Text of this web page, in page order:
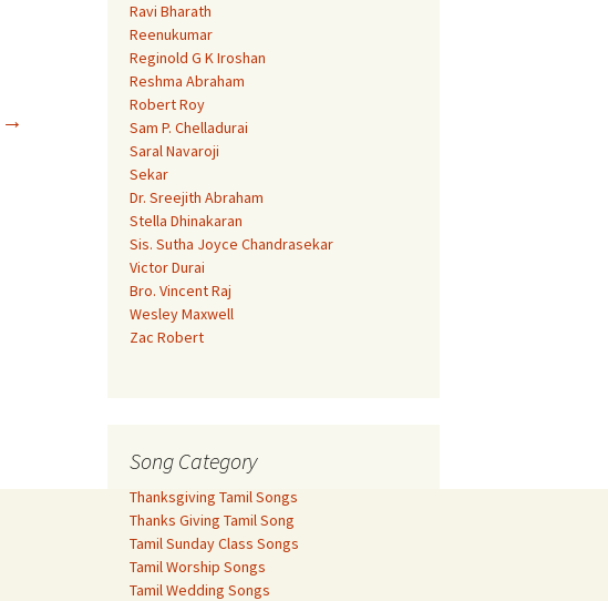
→
Ravi Bharath
Reenukumar
Reginold G K Iroshan
Reshma Abraham
Robert Roy
Sam P. Chelladurai
Saral Navaroji
Sekar
Dr. Sreejith Abraham
Stella Dhinakaran
Sis. Sutha Joyce Chandrasekar
Victor Durai
Bro. Vincent Raj
Wesley Maxwell
Zac Robert
Song Category
Thanksgiving Tamil Songs
Thanks Giving Tamil Song
Tamil Sunday Class Songs
Tamil Worship Songs
Tamil Wedding Songs